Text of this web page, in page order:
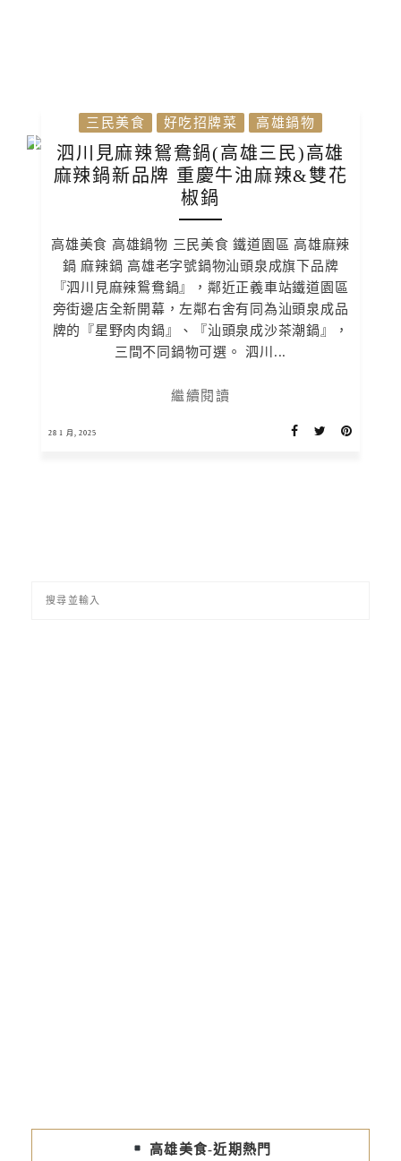
三民美食 好吃招牌菜 高雄鍋物
泗川見麻辣鴛鴦鍋(高雄三民)高雄
麻辣鍋新品牌 重慶牛油麻辣&雙花
椒鍋
高雄美食 高雄鍋物 三民美食 鐵道園區 高雄麻辣
鍋 麻辣鍋 高雄老字號鍋物汕頭泉成旗下品牌
『泗川見麻辣鴛鴦鍋』，鄰近正義車站鐵道園區
旁街邊店全新開幕，左鄰右舍有同為汕頭泉成品
牌的『星野肉肉鍋』、『汕頭泉成沙茶潮鍋』，
三間不同鍋物可選。 泗川...
繼續閱讀
28 1 月, 2025
高雄美食-近期熱門